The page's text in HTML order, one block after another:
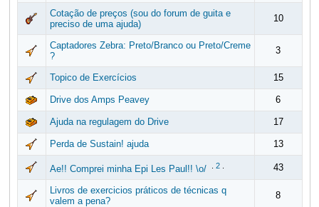
Cotação de preços (sou do forum de guita e
preciso de uma ajuda)
10
Captadores Zebra: Preto/Branco ou Preto/Creme
?
3
Topico de Exercícios 15
Drive dos Amps Peavey 6
Ajuda na regulagem do Drive 17
Perda de Sustain! ajuda 13
Ae!! Comprei minha Epi Les Paul!! \o/ 2. 43
Livros de exercicios práticos de técnicas q
valem a pena?
8